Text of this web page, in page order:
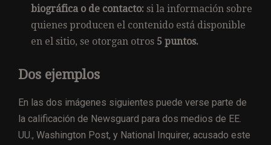
biográfica o de contacto: si la información sobre
quienes producen el contenido está disponible
en el sitio, se otorgan otros 5 puntos.
Dos ejemplos
En las dos imágenes siguientes puede verse parte de
la calificación de Newsguard para dos medios de EE.
UU., Washington Post, y National Inquirer, acusado este